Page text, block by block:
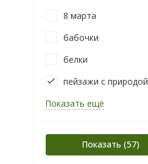
8 марта
бабочки
белки
пейзажи с природой
Показать ещё
Показать